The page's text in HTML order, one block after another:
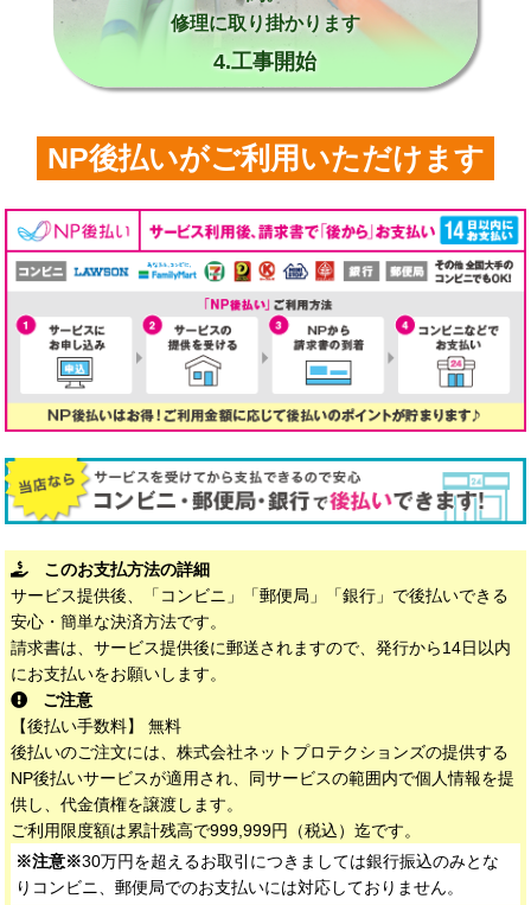
修理に取り掛かります
4.工事開始
NP後払いがご利用いただけます
このお支払方法の詳細
サービス提供後、「コンビニ」「郵便局」「銀行」で後払いできる
安心・簡単な決済方法です。
請求書は、サービス提供後に郵送されますので、発行から14日以内
にお支払いをお願いします。
ご注意
【後払い手数料】 無料
後払いのご注文には、株式会社ネットプロテクションズの提供する
NP後払いサービスが適用され、同サービスの範囲内で個人情報を提
供し、代金債権を譲渡します。
ご利用限度額は累計残高で999,999円（税込）迄です。
※注意※30万円を超えるお取引につきましては銀行振込のみとな
りコンビニ、郵便局でのお支払いには対応しておりません。